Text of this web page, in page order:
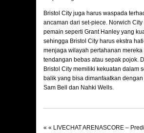
Bristol City juga harus waspada
ancaman dari set-piece. Norwich City
pemain seperti Grant Hanley yang
sehingga Bristol City harus ekstra
menjaga wilayah pertahanan mereka
tendangan bebas atau sepak pojok.
Bristol City memiliki kekuatan dalam
balik yang bisa dimanfaatkan
Sam Bell dan Nahki Wells.
« « LIVECHAT ARENASCORE –